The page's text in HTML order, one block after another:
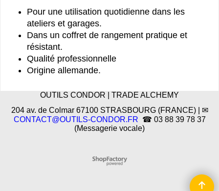
Pour une utilisation quotidienne dans les
ateliers et garages.
Dans un coffret de rangement pratique et
résistant.
Qualité professionnelle
Origine allemande.
OUTILS CONDOR | TRADE ALCHEMY
204 av. de Colmar 67100 STRASBOURG (FRANCE) | ✉
CONTACT@OUTILS-CONDOR.FR ☎ 03 88 39 78 37
(Messagerie vocale)
Boutique en ligne créés
avec le logiciel